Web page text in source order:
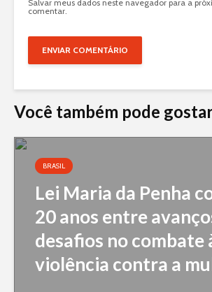
Salvar meus dados neste navegador para a
comentar.
Você também pode
BRASIL
Lei Maria da Penha
20 anos entre
desafios no combate
violência contra a